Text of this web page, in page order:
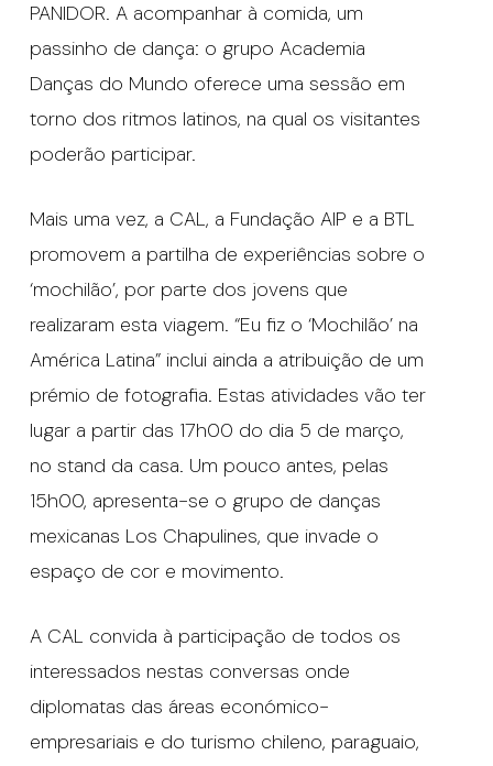
PANIDOR. A acompanhar à comida, um
passinho de dança: o grupo Academia
Danças do Mundo oferece uma sessão em
torno dos ritmos latinos, na qual os visitantes
poderão participar.
Mais uma vez, a CAL, a Fundação AIP e a BTL
promovem a partilha de experiências sobre o
‘mochilão’, por parte dos jovens que
realizaram esta viagem. “Eu fiz o ‘Mochilão’ na
América Latina” inclui ainda a atribuição de um
prémio de fotografia. Estas atividades vão ter
lugar a partir das 17h00 do dia 5 de março,
no stand da casa. Um pouco antes, pelas
15h00, apresenta-se o grupo de danças
mexicanas Los Chapulines, que invade o
espaço de cor e movimento.
A CAL convida à participação de todos os
interessados nestas conversas onde
diplomatas das áreas económico-
empresariais e do turismo chileno, paraguaio,